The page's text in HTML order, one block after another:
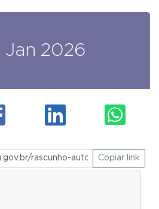
Jan 2026
Copiar link